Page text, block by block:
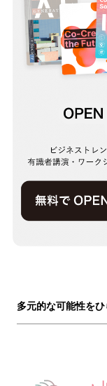
多元的な可能性を